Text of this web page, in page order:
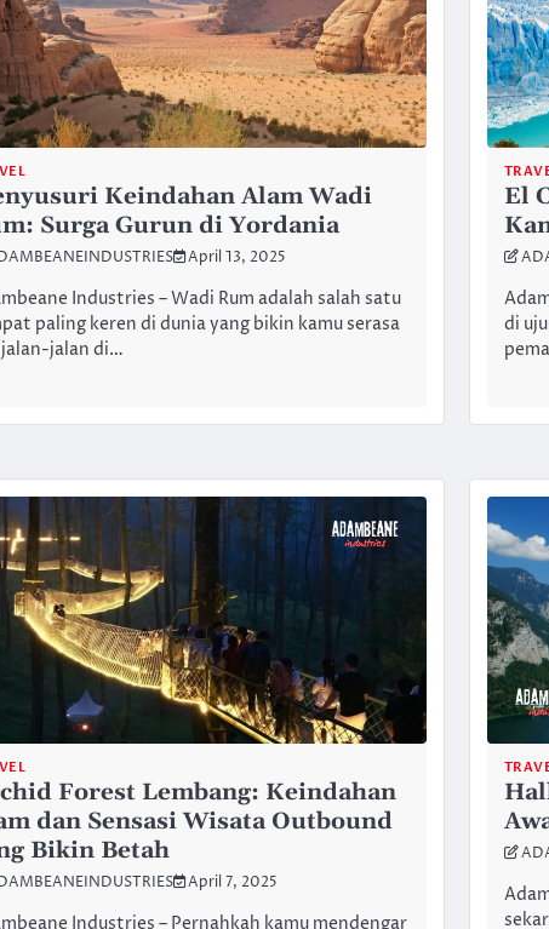
Keindahan Alam Wadi
Surga Gurun di Yordania
April 13, 2025
Industries – Wadi Rum adalah salah satu
paling keren di dunia yang bikin kamu serasa
jalan-jalan di…
El
di
Forest Lembang: Keindahan
dan Sensasi Wisata Outbound
Bikin Betah
April 7, 2025
Industries – Pernahkah kamu mendengar